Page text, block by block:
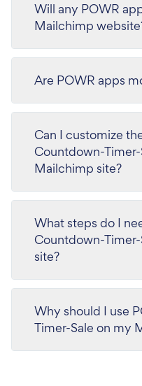
Will any POWR
Mailchimp
Are POWR apps
Can I customize
Countdown-
Mailchimp site?
What steps do I
Countdown-
site?
Why should I use
Timer-Sale on my